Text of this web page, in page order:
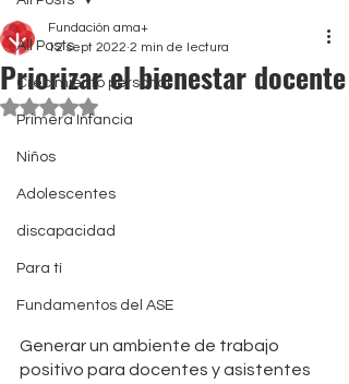
All Posts
Crecimiento personal
Primera Infancia
Niños
Adolescentes
discapacidad
Para tí
Fundamentos del ASE
Priorizar el bienestar docente
Fundación ama+
12 sept 2022 2 min de lectura
Obtuvo NaN de 5 estrellas.
Generar un ambiente de trabajo
positivo para docentes y asistentes